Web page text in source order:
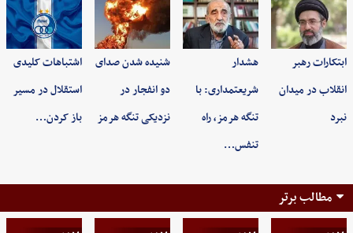
ابتکارات رهبر
انقلاب در میدان
نبرد
هشدار
شریعتمداری: با
تنگه هرمز، راه
تنفس…
شنیده شدن صدای
دو انفجار در
نزدیکی تنگه هرمز
اشتباهات کلیدی
استقلال در مسیر
باز کردن…
مطالب برتر